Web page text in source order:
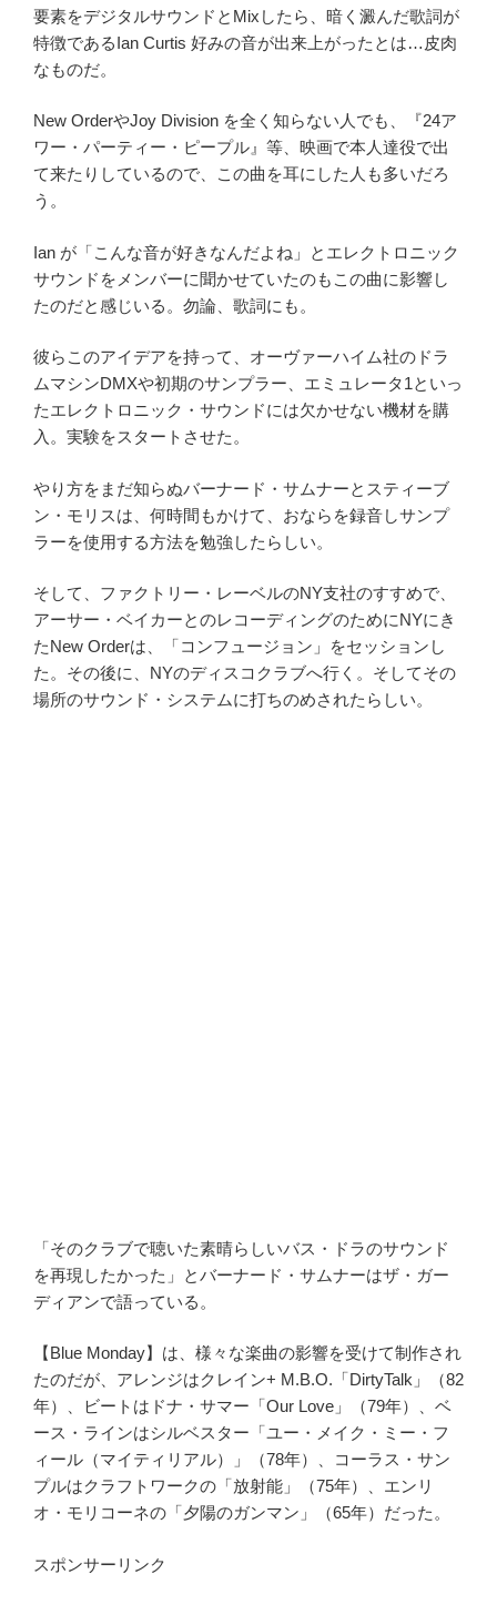
要素をデジタルサウンドとMixしたら、暗く澱んだ歌詞が
特徴であるIan Curtis 好みの音が出来上がったとは…皮肉
なものだ。
New OrderやJoy Division を全く知らない人でも、『24ア
ワー・パーティー・ピープル』等、映画で本人達役で出
て来たりしているので、この曲を耳にした人も多いだろ
う。
Ian が「こんな音が好きなんだよね」とエレクトロニック
サウンドをメンバーに聞かせていたのもこの曲に影響し
たのだと感じいる。勿論、歌詞にも。
彼らこのアイデアを持って、 オーヴァーハイム社の ドラ
ムマシンDMXや初期のサンプラー、 エミュレータ1といっ
たエレクトロニック・サウンドには欠かせない機材を購
入。実験をスタートさせた。
やり方をまだ知らぬバーナード・サムナーとスティーブ
ン・モリスは、何時間もかけて、おならを録音しサンプ
ラーを使用する方法を勉強したらしい。
そして、ファクトリー・レーベルのNY支社のすすめで、
アーサー・ベイカーとのレコーディングのためにNYにき
たNew Orderは、「コンフュージョン」をセッションし
た。その後に、 NYのディスコクラブへ行く。 そしてその
場所のサウンド・システムに打ちのめされたらしい。
「そのクラブで聴いた素晴らしいバス・ドラのサウンド
を再現したかった」
とバーナード・サムナーはザ・ガー
ディアンで語っている。
【Blue Monday】は、様々な楽曲の影響を受けて制作され
たのだが、 アレンジはクレイン+ M.B.O. 「DirtyTalk 」（82
年）、
ビートは ドナ・サマー「Our Love 」（79年）
、ベ
ース・ラインはシルベスター「ユー・メイク・ミー・フ
ィール（マイティリアル）」（78年）
、コーラス・サン
プルはクラフトワークの「放射能」（75年）、 エンリ
オ・モリコーネの「夕陽のガンマン」（65年） だった。
スポンサーリンク